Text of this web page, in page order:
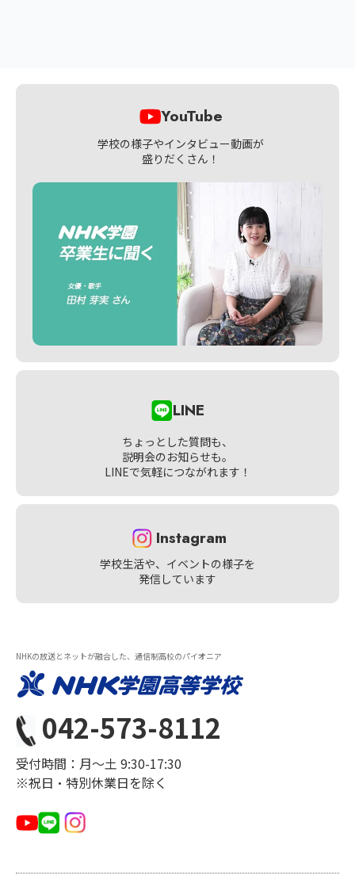
YouTube
学校の様子やインタビュー動画が
盛りだくさん！
LINE
ちょっとした質問も、
説明会のお知らせも。
LINEで気軽につながれます！
Instagram
学校生活や、イベントの様子を
発信しています
NHKの放送とネットが融合した、通信制高校のパイオニア
042-573-8112
受付時間：月〜土 9:30-17:30
※祝日・特別休業日を除く